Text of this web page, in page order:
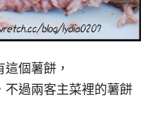
個薯餅，
不過兩客主菜裡的薯餅